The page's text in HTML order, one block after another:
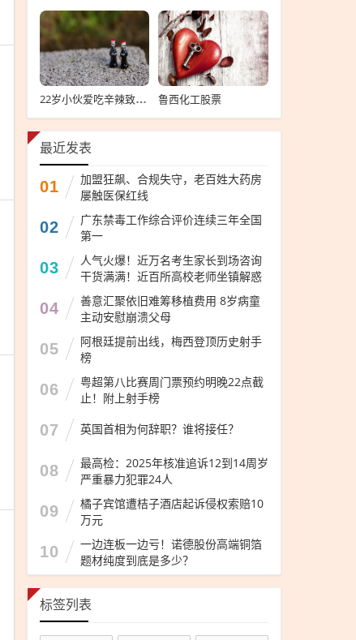
22岁小伙爱吃辛辣致肠道大出血，辛辣食物过量导致肠道大出血的年轻小伙 鲁西化工股票
最近发表
01
加盟狂飙、合规失守，老百姓大药房
屡触医保红线
02
广东禁毒工作综合评价连续三年全国
第一
03
人气火爆！近万名考生家长到场咨询
干货满满！近百所高校老师坐镇解惑
04
善意汇聚依旧难筹移植费用 8岁病童
主动安慰崩溃父母
05
阿根廷提前出线，梅西登顶历史射手
榜
06
粤超第八比赛周门票预约明晚22点截
止！附上射手榜
07 英国首相为何辞职？谁将接任？
08
最高检：2025年核准追诉12到14周岁
严重暴力犯罪24人
09
橘子宾馆遭桔子酒店起诉侵权索赔10
万元
10
一边连板一边亏！诺德股份高端铜箔
题材纯度到底是多少？
标签列表